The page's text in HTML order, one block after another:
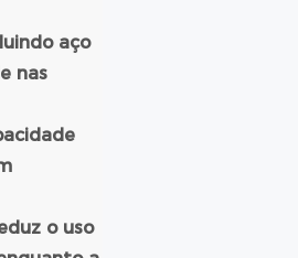
aço
nas
o uso